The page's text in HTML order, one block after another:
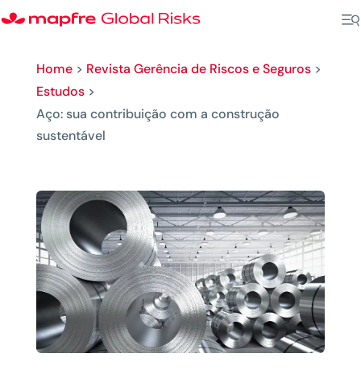
Home> Revista Gerência de Riscos e Seguros>
Estudos>
Aço: sua contribuição com a construção
sustentável